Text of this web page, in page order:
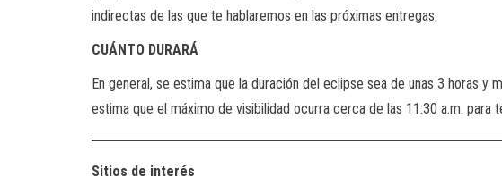
indirectas de las que te hablaremos en las próximas entregas.
CUÁNTO DURARÁ
En general, se estima que la duración del eclipse sea de unas 3 horas y
estima que el máximo de visibilidad ocurra cerca de las 11:30 a.m. para
Sitios de interés